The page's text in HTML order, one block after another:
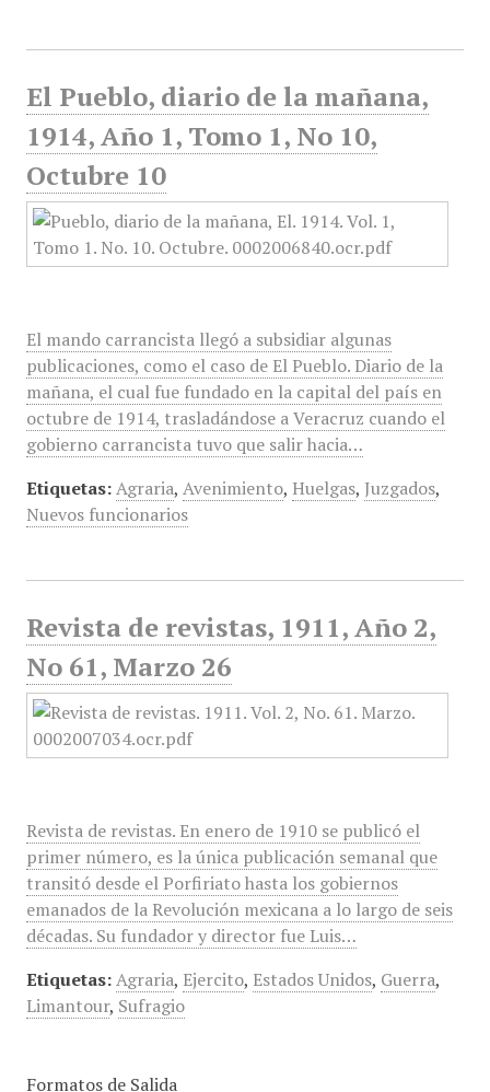
El Pueblo, diario de la mañana,
1914, Año 1, Tomo 1, No 10,
Octubre 10
El mando carrancista llegó a subsidiar algunas
publicaciones, como el caso de El Pueblo. Diario de la
mañana, el cual fue fundado en la capital del país en
octubre de 1914, trasladándose a Veracruz cuando el
gobierno carrancista tuvo que salir hacia…
Etiquetas: Agraria, Avenimiento, Huelgas, Juzgados,
Nuevos funcionarios
Revista de revistas, 1911, Año 2,
No 61, Marzo 26
Revista de revistas. En enero de 1910 se publicó el
primer número, es la única publicación semanal que
transitó desde el Porfiriato hasta los gobiernos
emanados de la Revolución mexicana a lo largo de seis
décadas. Su fundador y director fue Luis…
Etiquetas: Agraria, Ejercito, Estados Unidos, Guerra,
Limantour, Sufragio
Formatos de Salida